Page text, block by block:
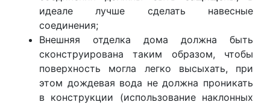
идеале лучше сделать навесные
соединения;
Внешняя отделка дома должна быть
сконструирована таким образом, чтобы
поверхность могла легко высыхать, при
этом дождевая вода не должна проникать
в конструкции (использование наклонных